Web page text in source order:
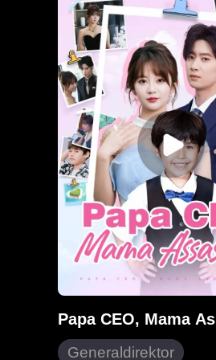
Schwester. Sie dachte,
würde von nun an arm
schwierig sein.
Papa CEO, Mama
Generaldirektor